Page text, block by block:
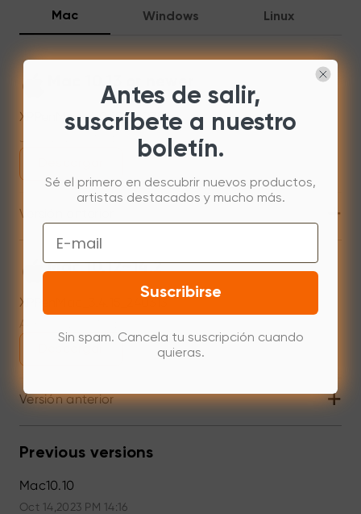
Mac Windows Linux
Mac 10.13 or newer
XPPenMac_4.0.18_260723
Versión anterior +
Mac 10.12~14.2
XPPenMac_3.4.15_240313
Versión anterior +
Previous versions
Mac10.10
Oct 14,2023 PM 14:16
Antes de salir,
suscríbete a nuestro
boletín.
Sé el primero en descubrir nuevos productos,
artistas destacados y mucho más.
Email
Suscribirse
Sin spam. Cancela tu suscripción cuando
quieras.